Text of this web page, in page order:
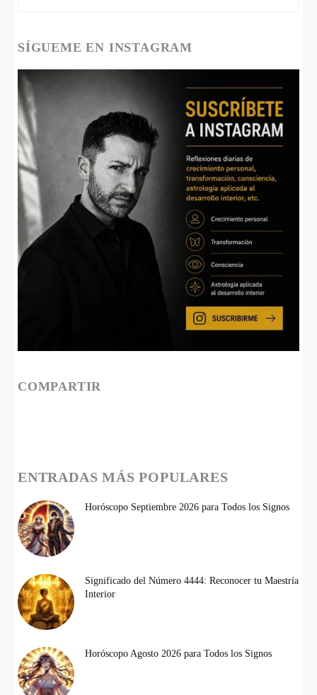
SÍGUEME EN INSTAGRAM
COMPARTIR
ENTRADAS MÁS POPULARES
Horóscopo Septiembre 2026 para Todos los Signos
Significado del Número 4444: Reconocer tu Maestría
Interior
Horóscopo Agosto 2026 para Todos los Signos